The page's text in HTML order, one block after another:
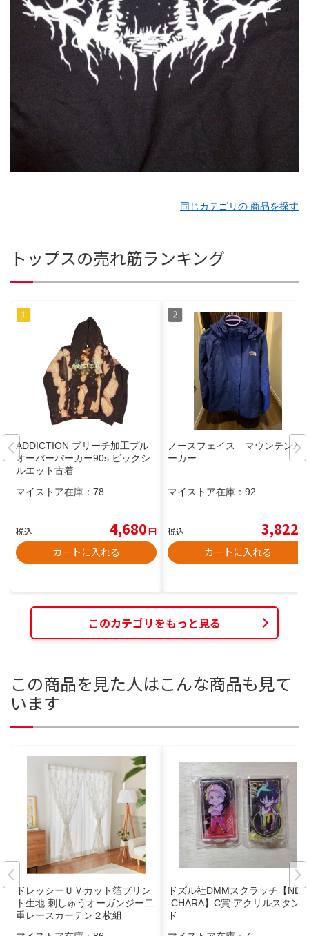
同じカテゴリの 商品を探す
トップスの売れ筋ランキング
ADDICTION ブリーチ加工プル
オーバーパーカー90s ビックシ
ルエット古着
マイストア在庫： 78
税込 4,680円
カートに入れる
ノースフェイス マウンテンパ
ーカー
マイストア在庫： 92
税込 3,822
カートに入れる
このカテゴリをもっと見る
この商品を見た人はこんな商品も見て
います
ドレッシーＵＶカット箔プリン
ト生地 刺しゅうオーガンジー二
重レースカーテン２枚組
ドズル社DMMスクラッチ【NEO
-CHARA】C賞 アクリルスタン
ド